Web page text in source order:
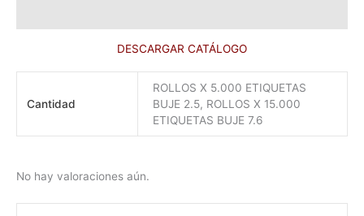
DESCARGAR CATÁLOGO
Cantidad
ROLLOS X 5.000 ETIQUETAS
BUJE 2.5, ROLLOS X 15.000
ETIQUETAS BUJE 7.6
No hay valoraciones aún.